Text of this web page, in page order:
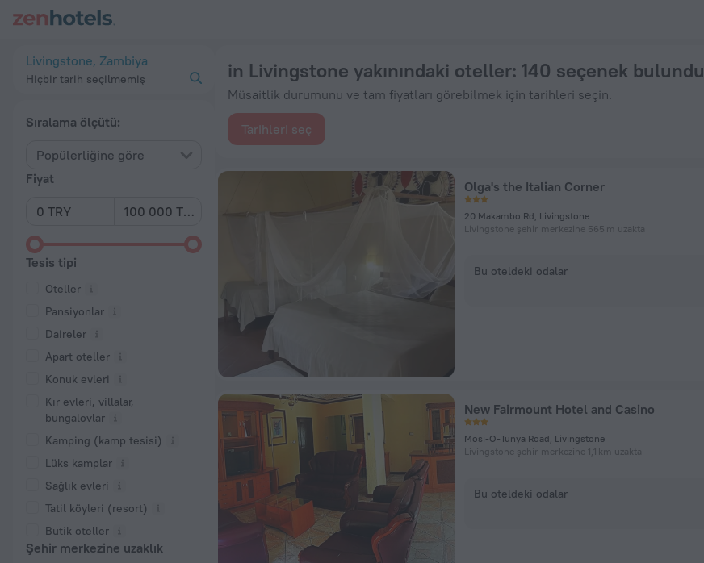
Livingstone, Zambiya
Hiçbir tarih seçilmemiş
Sıralama ölçütü:
Popülerliğine göre
Fiyat
Tesis tipi
Oteller
Pansiyonlar
Daireler
Apart oteller
Konuk evleri
Kır evleri, villalar,
bungalovlar
Kamping (kamp tesisi)
Lüks kamplar
Sağlık evleri
Tatil köyleri (resort)
Butik oteller
Şehir merkezine uzaklık
in Livingstone yakınındaki oteller: 140 seçenek bulundu
Müsaitlik durumunu ve tam fiyatları görebilmek için tarihleri seçin.
Tarihleri seç
Olga's the Italian Corner
20 Makambo Rd, Livingstone
Livingstone şehir merkezine 565 m uzakta
Bu oteldeki odalar
New Fairmount Hotel and Casino
Mosi-O-Tunya Road, Livingstone
Livingstone şehir merkezine 1,1 km uzakta
Bu oteldeki odalar
En İyi 20 in Livingstone yakınındaki oteller 2026 minimum ₺ 1.790 fiyatla - Hemen ZenHotels.com Üzerinden Yer Ayırt